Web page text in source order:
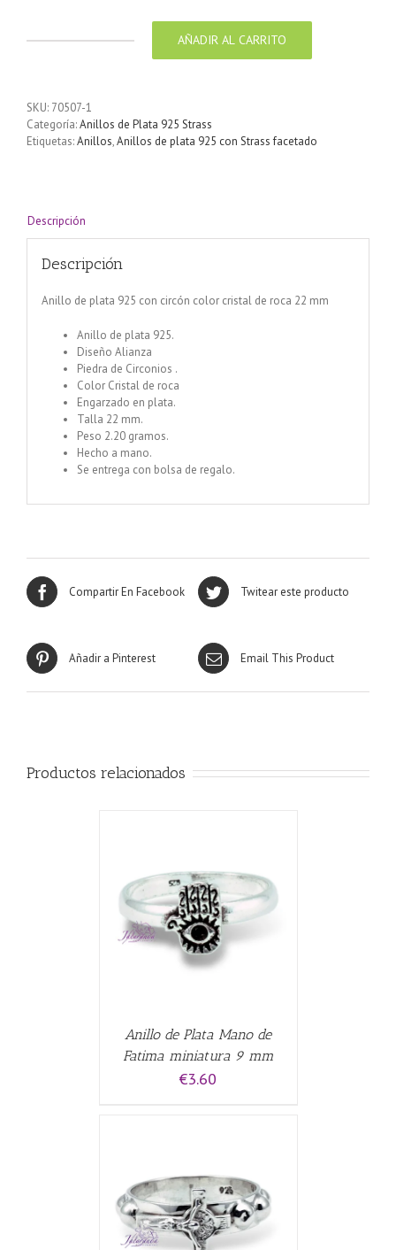
con
circón
color
22
AÑADIR AL CARRITO
SKU: 70507-1
Categoría:Anillos de Plata 925 Strass
Etiquetas:Anillos,Anillos de plata 925 con Strass facetado
Descripción
Descripción
Anillo de plata 925 con circón color cristal de roca 22 mm
Anillo de plata 925.
Diseño Alianza
Piedra de Circonios .
Color Cristal de roca
Engarzado en plata.
Talla 22 mm.
Peso 2.20 gramos.
Hecho a mano.
Se entrega con bolsa de regalo.
Compartir En Facebook Twitear este producto
Añadir a Pinterest Email This Product
Productos relacionados
Anillo de Plata Mano de
Fatima miniatura 9 mm
€3.60